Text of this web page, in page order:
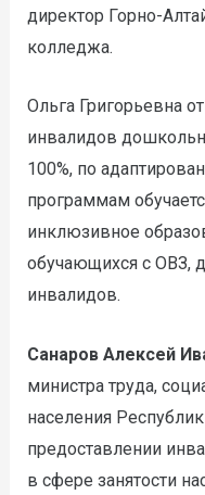
директор Горно-
колледжа.
Ольга Григорьевна
инвалидов
100%, по
программам
инклюзивное
обучающихся с ОВЗ,
инвалидов.
Санаров Алексей
министра труда,
населения
предоставлении
в сфере занятости